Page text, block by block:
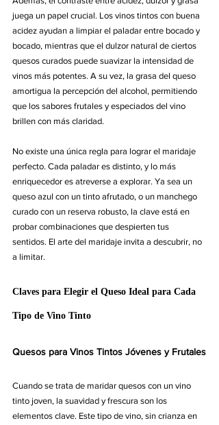
juega un papel crucial. Los vinos tintos con buena
acidez ayudan a limpiar el paladar entre bocado y
bocado, mientras que el dulzor natural de ciertos
quesos curados puede suavizar la intensidad de
vinos más potentes. A su vez, la grasa del queso
amortigua la percepción del alcohol, permitiendo
que los sabores frutales y especiados del vino
brillen con más claridad.
No existe una única regla para lograr el maridaje
perfecto. Cada paladar es distinto, y lo más
enriquecedor es atreverse a explorar. Ya sea un
queso azul con un tinto afrutado, o un manchego
curado con un reserva robusto, la clave está en
probar combinaciones que despierten tus
sentidos. El arte del maridaje invita a descubrir, no
a limitar.
Claves para Elegir el Queso Ideal para Cada
Tipo de Vino Tinto
Quesos para Vinos Tintos Jóvenes y Frutales
Cuando se trata de maridar quesos con un vino
tinto joven, la suavidad y frescura son los
elementos clave. Este tipo de vino, sin crianza en